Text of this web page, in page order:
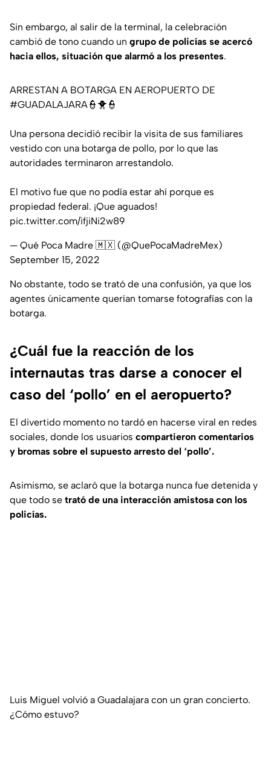
Sin embargo, al salir de la terminal, la celebración
cambió de tono cuando un grupo de policías se acercó
hacia ellos, situación que alarmó a los presentes.
ARRESTAN A BOTARGA EN AEROPUERTO DE
#GUADALAJARA👮🐥👮
Una persona decidió recibir la visita de sus familiares
vestido con una botarga de pollo, por lo que las
autoridades terminaron arrestandolo.
El motivo fue que no podía estar ahí porque es
propiedad federal. ¡Que aguados!
pic.twitter.com/ifjiNi2w89
— Qué Poca Madre 🇲🇽 (@QuePocaMadreMex)
September 15, 2022
No obstante, todo se trató de una confusión, ya que los
agentes únicamente querían tomarse fotografías con la
botarga.
¿Cuál fue la reacción de los
internautas tras darse a conocer el
caso del ‘pollo’ en el aeropuerto?
El divertido momento no tardó en hacerse viral en redes
sociales, donde los usuarios compartieron comentarios
y bromas sobre el supuesto arresto del ‘pollo’.
Asimismo, se aclaró que la botarga nunca fue detenida y
que todo se trató de una interacción amistosa con los
policías.
Luis Miguel volvió a Guadalajara con un gran concierto.
¿Cómo estuvo?